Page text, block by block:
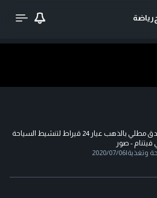
رياضة
فندق مطلي بالذهب عيار 24 قيراط لتنشيط السياحة
فيتنام - صور
وتغذية|
2020/07/06